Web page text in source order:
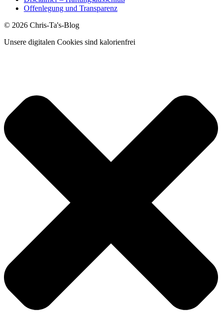
Offenlegung und Transparenz
© 2026 Chris-Ta's-Blog
Unsere digitalen Cookies sind kalorienfrei